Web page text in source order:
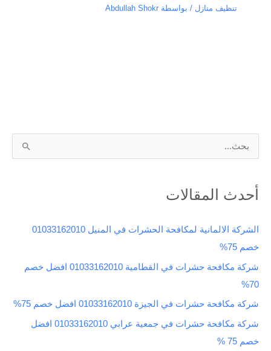
تنظيف منازل / بواسطة Abdullah Shokr
ب
ح
:
أحدث المقالات
الشركة الالمانية لمكافحة الحشرات في المنيل 01033162010
خصم 75%
شركة مكافحة حشرات في القطامية 01033162010 افضل خصم
70%
شركة مكافحة حشرات في الجيزة 01033162010 افضل خصم 75%
شركة مكافحة حشرات في جمعية عرابي 01033162010 افضل
خصم 75 %